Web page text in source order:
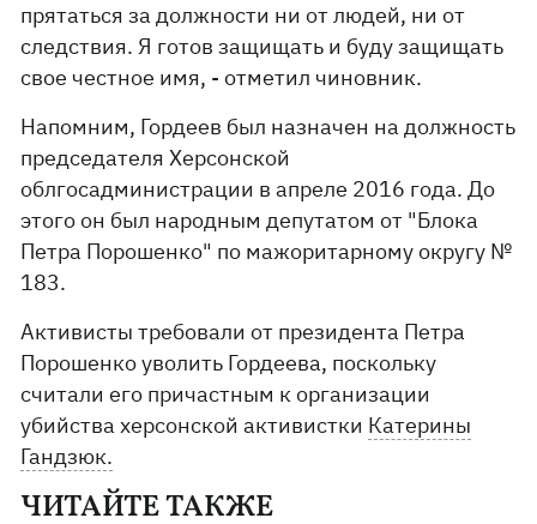
прятаться за должности ни от людей, ни от
следствия. Я готов защищать и буду защищать
свое честное имя, - отметил чиновник.
Напомним, Гордеев был назначен на должность
председателя Херсонской
облгосадминистрации в апреле 2016 года. До
этого он был народным депутатом от "Блока
Петра Порошенко" по мажоритарному округу №
183.
Активисты требовали от президента Петра
Порошенко уволить Гордеева, поскольку
считали его причастным к организации
убийства херсонской активистки Катерины
Гандзюк.
ЧИТАЙТЕ ТАКЖЕ